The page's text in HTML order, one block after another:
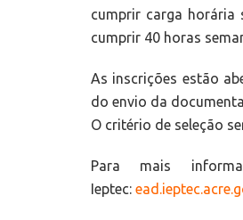
cumprir carga horária
cumprir 40 horas
As inscrições estão
do envio da
O critério de seleção
Para mais
Ieptec: